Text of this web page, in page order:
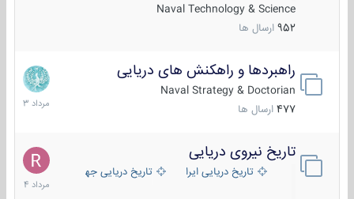
Naval Technology & Science
952 ارسال ها
راهبردها و راهکنش های دریایی
Naval Strategy & Doctorian
477 ارسال ها
2
مرداد
1403
تاریخ نیروی دریایی
تاریخ دریایی ایران تاریخ دریایی جهان
16
مرداد
1404